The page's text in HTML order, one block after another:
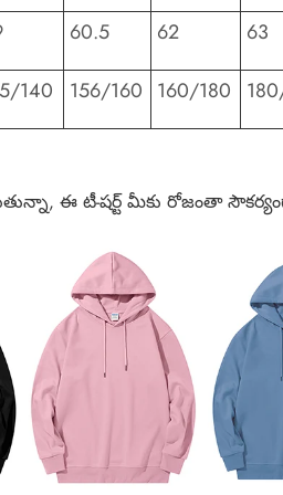
60.5 62 63
140 156/160 160/180
ఈ టీ-షర్ట్ మీకు రోజంతా